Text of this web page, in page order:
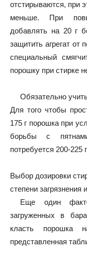
отстирываются, при
меньше. При
добавлять на 20 г
защитить агрегат от
специальный
порошку при стирке
Обязательно
Для того чтобы
175 г порошка при
борьбы с
потребуется 200-225
Выбор дозировки
степени
Еще один
загруженных в
класть порошка
представленная